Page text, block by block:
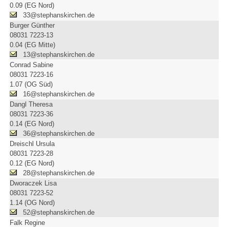
0.09 (EG Nord)
33@stephanskirchen.de
Burger Günther
08031 7223-13
0.04 (EG Mitte)
13@stephanskirchen.de
Conrad Sabine
08031 7223-16
1.07 (OG Süd)
16@stephanskirchen.de
Dangl Theresa
08031 7223-36
0.14 (EG Nord)
36@stephanskirchen.de
Dreischl Ursula
08031 7223-28
0.12 (EG Nord)
28@stephanskirchen.de
Dworaczek Lisa
08031 7223-52
1.14 (OG Nord)
52@stephanskirchen.de
Falk Regine